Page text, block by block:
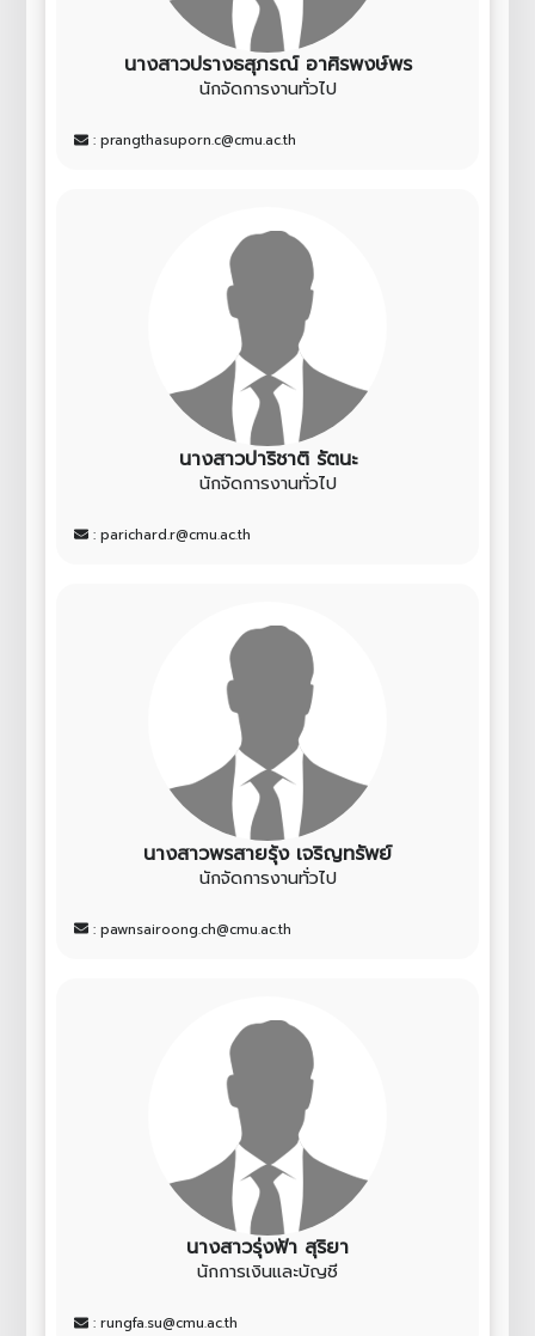
นางสาวปรางธสุภรณ์ อาศิรพงษ์พร
นักจัดการงานทั่วไป
: prangthasuporn.c@cmu.ac.th
นางสาวปาริชาติ รัตนะ
นักจัดการงานทั่วไป
: parichard.r@cmu.ac.th
นางสาวพรสายรุ้ง เจริญทรัพย์
นักจัดการงานทั่วไป
: pawnsairoong.ch@cmu.ac.th
นางสาวรุ่งฟ้า สุริยา
นักการเงินและบัญชี
: rungfa.su@cmu.ac.th